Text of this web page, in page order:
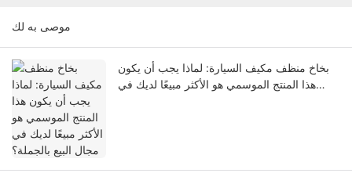
موصى به لك
بخاخ منظف مكيف السيارة: لماذا يجب أن يكون
هذا المنتج الموسمي هو الأكثر مبيعًا لديك في